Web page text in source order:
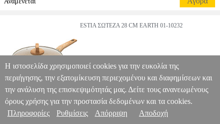
ESTIA ΣΩΤΕΖΑ 28 CM EARTH 01-10232
μόνο 22.00 €
Ελάχιστη 30 ημερών 29.70 €
Αναμένεται
Η ιστοσελίδα χρησιμοποιεί cookies για την ευκολία της
περιήγησης, την εξατομίκευση περιεχομένου και διαφημίσεων και
την ανάλυση της επισκεψιμότητάς μας. Δείτε τους ανανεωμένους
όρους χρήσης για την προστασία δεδομένων και τα cookies.
Πληροφορίες
Ρυθμίσεις Απόρριψη Αποδοχή